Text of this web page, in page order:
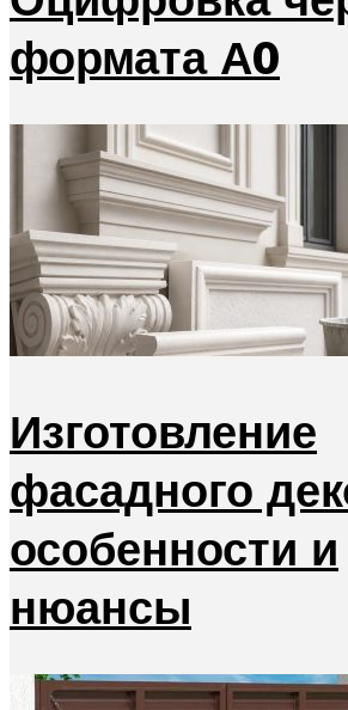
формата А0
Изготовление
фасадного
особенности и
нюансы